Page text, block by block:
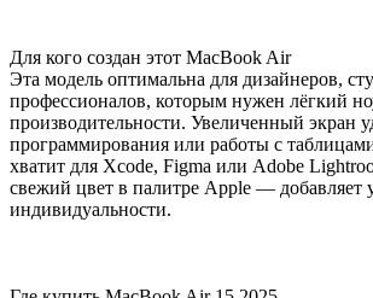
Для кого создан этот MacBook Air
Эта модель оптимальна для дизайнеров,
профессионалов, которым нужен лёгкий
производительности. Увеличенный экран
программирования или работы с
хватит для Xcode, Figma или Adobe
свежий цвет в палитре Apple — добавляет
индивидуальности.